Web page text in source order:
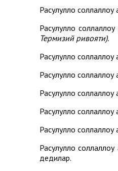
Расулуллоҳ
Расулуллоҳ
Термизий ривояти).
Расулуллоҳ
Расулуллоҳ
Расулуллоҳ
Расулуллоҳ
Расулуллоҳ
Расулуллоҳ
дедилар.